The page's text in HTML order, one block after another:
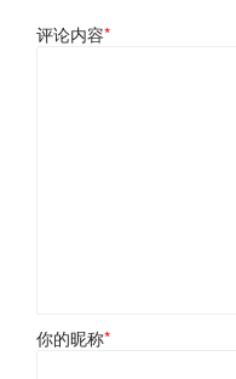
评论内容*
你的昵称*